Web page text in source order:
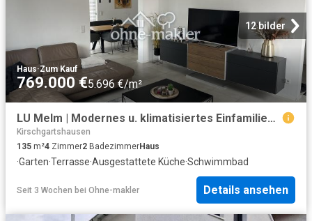
12 bilder
Haus·Zum Kauf
769.000 €5.696 €/m²
LU Melm | Modernes u. klimatisiertes Einfamilienhaus mit Pool & Garten
Kirschgartshausen
135 m²4 Zimmer2 BadezimmerHaus
·Garten·Terrasse·Ausgestattete Küche·Schwimmbad
Seit 3 Wochen bei Ohne-makler Details ansehen